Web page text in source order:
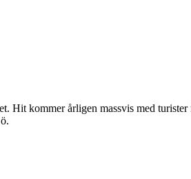
Hit kommer årligen massvis med